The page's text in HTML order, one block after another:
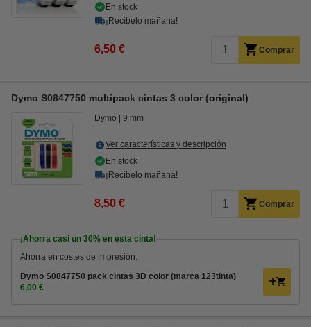
En stock
¡Recíbelo mañana!
6,50 € Comprar
Dymo S0847750 multipack cintas 3 color (original)
Dymo 9 mm
Ver características y descripción
En stock
¡Recíbelo mañana!
8,50 € Comprar
¡Ahorra casi un 30% en esta cinta!
Ahorra en costes de impresión.
Dymo S0847750 pack cintas 3D color (marca 123tinta)
6,00 €